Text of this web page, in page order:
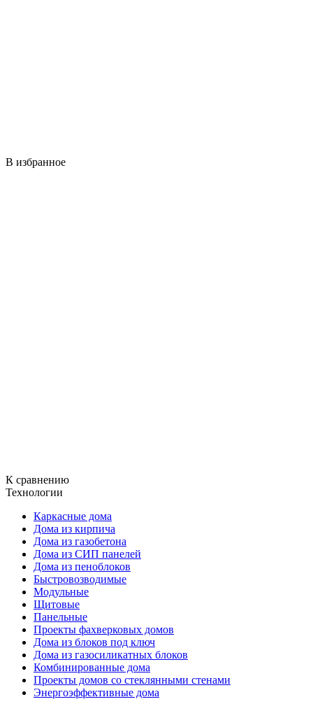
В избранное
К сравнению
Технологии
Каркасные дома
Дома из кирпича
Дома из газобетона
Дома из СИП панелей
Дома из пеноблоков
Быстровозводимые
Модульные
Щитовые
Панельные
Проекты фахверковых домов
Дома из блоков под ключ
Дома из газосиликатных блоков
Комбинированные дома
Проекты домов со стеклянными стенами
Энергоэффективные дома